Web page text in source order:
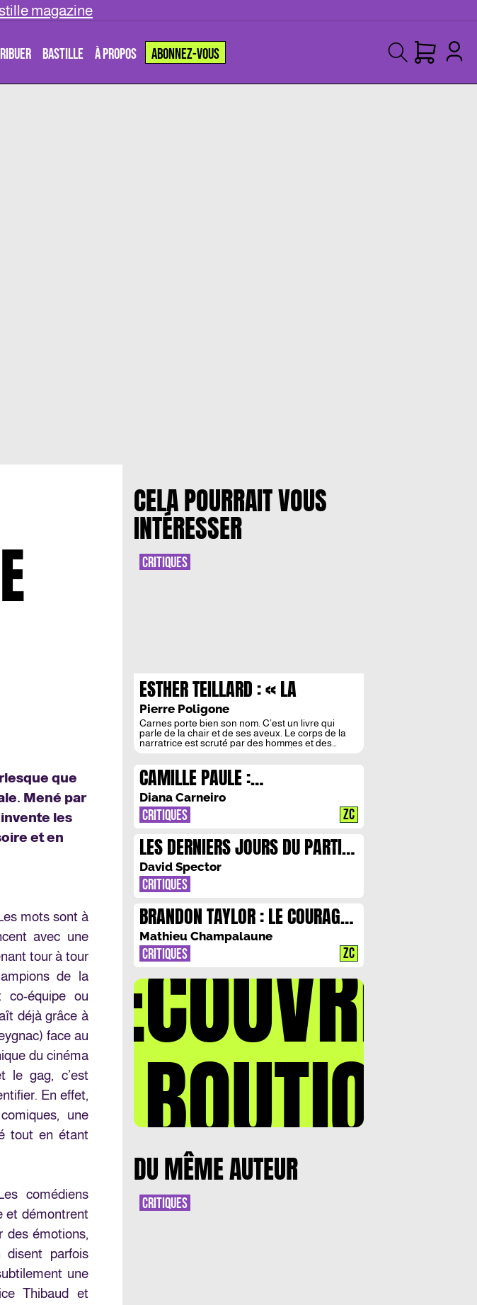
magazine
BASTILLE À PROPOS ABONNEZ-VOUS
que
Mené par
les
et en
mots sont à
avec une
tour à tour
de la
co-équipe ou
déjà grâce à
face au
du cinéma
le gag, c’est
En effet,
une
tout en étant
comédiens
et démontrent
des émotions,
parfois
une
Thibaud et
CELA POURRAIT VOUS
INTÉRESSER
ESTHER TEILLARD : « LA
VIOLENCE FEMININE EST UN
SUJET QUI M’HABITE »
Pierre Poligone
Carnes porte bien son nom. C’est un livre qui
parle de la chair et de ses aveux. Le corps de la
narratrice est scruté par des hommes et des
Teillard montre la violence et la beauté de notre
époque. Un premier […]
CRITIQUES
CAMILLE PAULE :
L’ENFER(MEMENT) INTERIEUR
Diana Carneiro
CRITIQUES ZC
LES DERNIERS JOURS DU PARTI
SOCIALISTE : OUBLIEZ LA
POLITIQUE !
David Spector
CRITIQUES
BRANDON TAYLOR : LE COURAGE
DES DERNIERS
Mathieu Champalaune
CRITIQUES ZC
DÉCOUVREZ
LA BOUTIQUE
DU MÊME AUTEUR
CRITIQUES